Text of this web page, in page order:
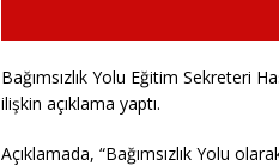
Bağımsızlık Yolu Eğitim Sekreteri
ilişkin açıklama yaptı.
Açıklamada, “Bağımsızlık Yolu